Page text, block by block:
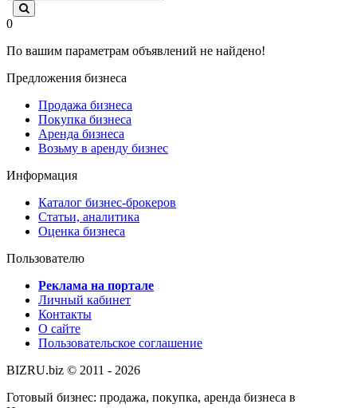
0
По вашим параметрам объявлений не найдено!
Предложения бизнеса
Продажа бизнеса
Покупка бизнеса
Аренда бизнеса
Возьму в аренду бизнес
Информация
Каталог бизнес-брокеров
Статьи, аналитика
Оценка бизнеса
Пользователю
Реклама на портале
Личный кабинет
Контакты
О сайте
Пользовательское соглашение
BIZRU.biz © 2011 - 2026
Готовый бизнес: продажа, покупка, аренда бизнеса в